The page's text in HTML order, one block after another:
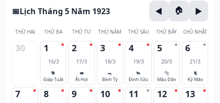
Lịch Tháng 5 Năm 1923
THỨ HAI THỨ BA THỨ TƯ THỨ NĂM THỨ SÁU THỨ BẢY CHỦ NHẬT
30 1
16/3
🐕
Giáp Tuất
2
17/3
🐖
Ất Hợi
3
18/3
🐀
Bính Tý
4
19/3
🐂
Đinh Sửu
5
20/3
🐅
Mậu Dần
6
21/3
🐈
Kỷ Mão
7 8 9 10 11 12 13